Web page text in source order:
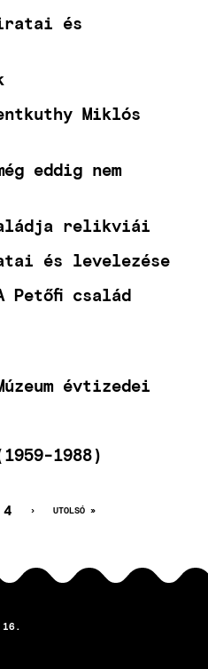
és
Miklós
eddig nem
relikviái
és levelezése
Petőfi család
évtizedei
1988)
OLDAL
4
KÖVETKEZŐ
›
UTOLSÓ
UTOLSÓ »
16.